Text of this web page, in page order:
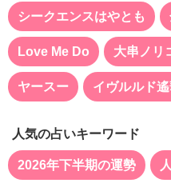
シークエンスはやとも
Love Me Do 大串ノリ
ヤースー イヴルルド
人気の占いキーワード
2026年下半期の運勢